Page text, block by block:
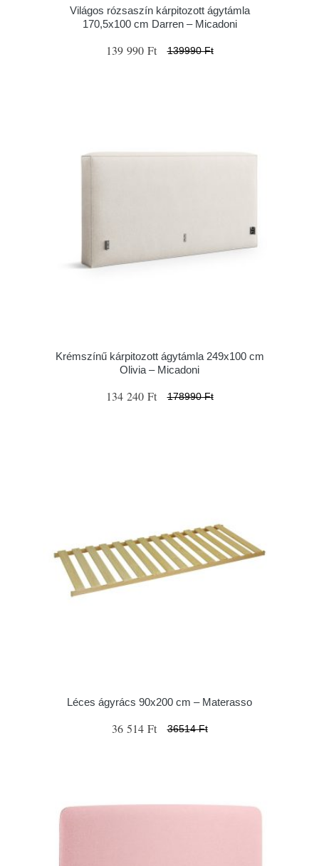
Világos rózsaszín kárpitozott ágytámla
170,5x100 cm Darren – Micadoni
139 990 Ft 139990 Ft
Krémszínű kárpitozott ágytámla 249x100 cm
Olivia – Micadoni
134 240 Ft 178990 Ft
Léces ágyrács 90x200 cm – Materasso
36 514 Ft 36514 Ft